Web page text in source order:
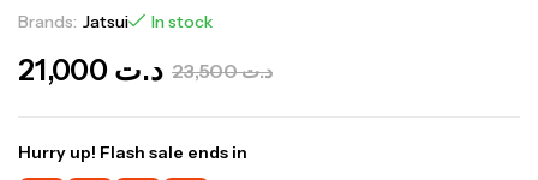
Brands: Jatsui In stock
د.ت23,500 د.ت
Hurry up! Flash sale ends in